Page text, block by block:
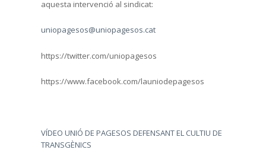
aquesta intervenció al sindicat:
uniopagesos@uniopagesos.cat
https://twitter.com/uniopagesos
https://www.facebook.com/launiodepagesos
VÍDEO UNIÓ DE PAGESOS DEFENSANT EL CULTIU DE
TRANSGÈNICS